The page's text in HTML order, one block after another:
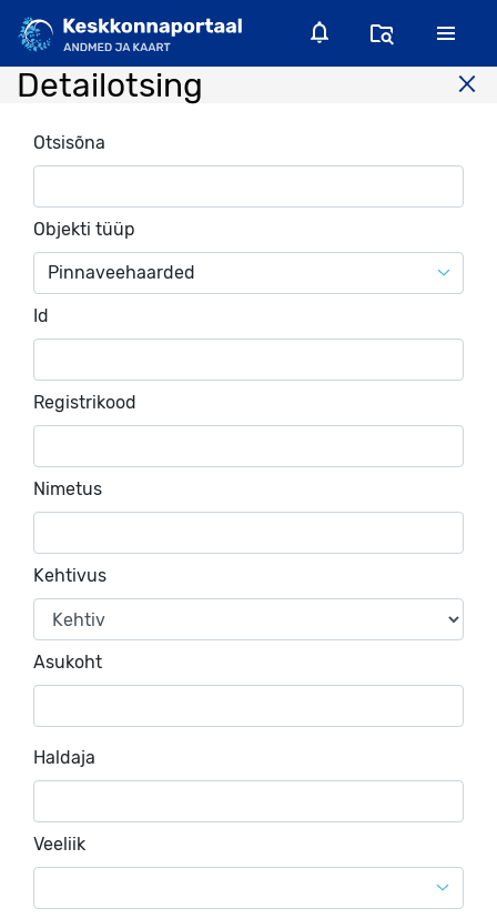
Detailotsing
Otsisõna
Objekti tüüp
Pinnaveehaarded
Id
Registrikood
Nimetus
Kehtivus
Asukoht
Haldaja
Veeliik